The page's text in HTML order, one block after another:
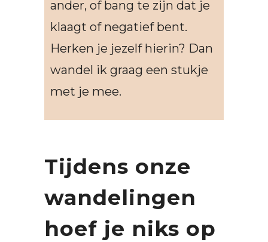
ander, of bang te zijn dat je
klaagt of negatief bent.
Herken je jezelf hierin? Dan
wandel ik graag een stukje
met je mee.
Tijdens onze
wandelingen
hoef je niks op